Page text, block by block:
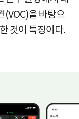
(VOC)을 바탕으
것이 특징이다.